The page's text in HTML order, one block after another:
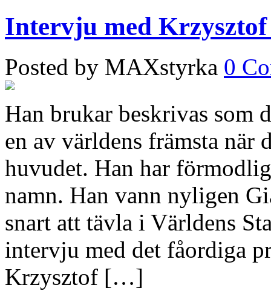
Intervju med
Posted by MAXstyrka 0
Han brukar beskrivas som
en av världens främsta när
huvudet. Han har
namn. Han vann nyligen
snart att tävla i Världens
intervju med det fåordiga
Krzysztof […]